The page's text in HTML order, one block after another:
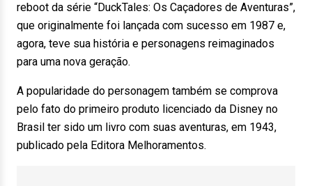
reboot da série “DuckTales: Os Caçadores de Aventuras”,
que originalmente foi lançada com sucesso em 1987 e,
agora, teve sua história e personagens reimaginados
para uma nova geração.
A popularidade do personagem também se comprova
pelo fato do primeiro produto licenciado da Disney no
Brasil ter sido um livro com suas aventuras, em 1943,
publicado pela Editora Melhoramentos.